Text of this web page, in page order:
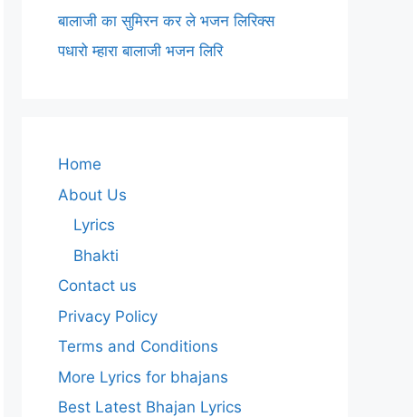
बालाजी का सुमिरन कर ले भजन लिरिक्स
पधारो म्हारा बालाजी भजन लिरि
Home
About Us
Lyrics
Bhakti
Contact us
Privacy Policy
Terms and Conditions
More Lyrics for bhajans
Best Latest Bhajan Lyrics